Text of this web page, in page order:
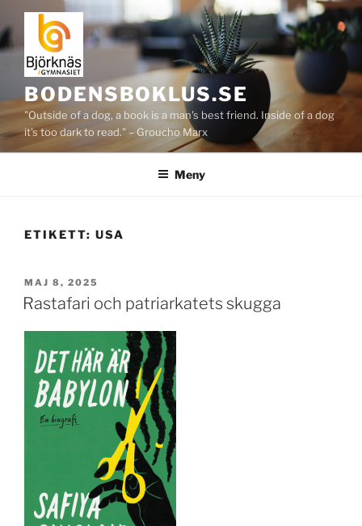
Hoppa
till
innehåll
BODENSBOKLUS.SE
"Outside of a dog, a book is a man's best friend. Inside of a dog
it's too dark to read." – Groucho Marx
Meny
ETIKETT: USA
PUBLICERAT
MAJ 8, 2025
Rastafari och patriarkatets skugga